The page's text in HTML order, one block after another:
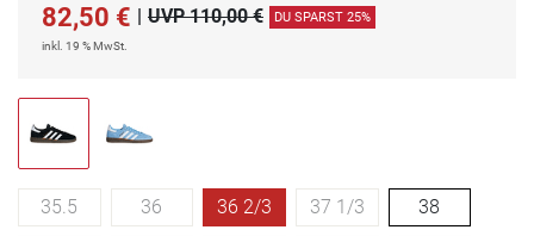
82,50 € UVP 110,00 € DU SPARST 25%
inkl. 19 % MwSt.
35.5 36 36 2/3 37 1/3 38